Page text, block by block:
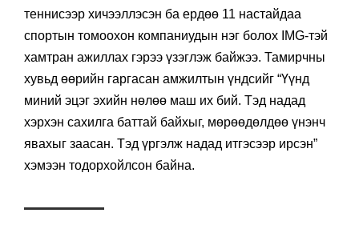
теннисээр хичээллэсэн ба ердөө 11 настайдаа
спортын томоохон компаниудын нэг болох IMG-тэй
хамтран ажиллах гэрээ үзэглэж байжээ. Тамирчны
хувьд өөрийн гаргасан амжилтын үндсийг “Үүнд
миний эцэг эхийн нөлөө маш их бий. Тэд надад
хэрхэн сахилга баттай байхыг, мөрөөдөлдөө үнэнч
явахыг заасан. Тэд үргэлж надад итгэсээр ирсэн”
хэмээн тодорхойлсон байна.